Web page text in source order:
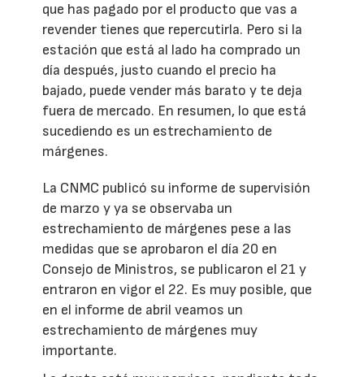
que has pagado por el producto que vas a
revender tienes que repercutirla. Pero si la
estación que está al lado ha comprado un
día después, justo cuando el precio ha
bajado, puede vender más barato y te deja
fuera de mercado. En resumen, lo que está
sucediendo es un estrechamiento de
márgenes.
La CNMC publicó su informe de supervisión
de marzo y ya se observaba un
estrechamiento de márgenes pese a las
medidas que se aprobaron el día 20 en
Consejo de Ministros, se publicaron el 21 y
entraron en vigor el 22. Es muy posible, que
en el informe de abril veamos un
estrechamiento de márgenes muy
importante.